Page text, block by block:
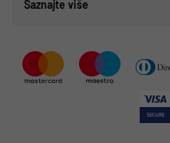
Saznajte više